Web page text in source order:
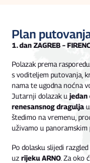
Plan
1. dan ZAGREB –
Polazak prema
s voditeljem putovanja,
nama te ugodna noćna
Jutarnji dolazak u jedan
renesansnog dragulja
štedimo na vremenu,
uživamo u
Po dolasku slijedi
uz rijeku ARNO . Za oko